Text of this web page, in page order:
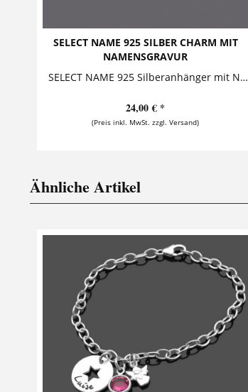
SELECT NAME 925 SILBER CHARM MIT
NAMENSGRAVUR
SELECT NAME 925 Silberanhänger mit Name Dieser kleine Silberanhänger ist mit einem Namen versehen. Er kann mit Karabiner oder als Kettenanhänger an...
24,00 € *
(Preis inkl. MwSt. zzgl. Versand)
Ähnliche Artikel